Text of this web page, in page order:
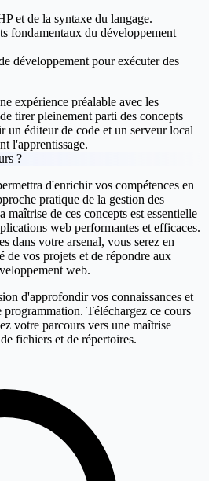
et de la syntaxe du langage.
fondamentaux du développement
développement pour exécuter des
expérience préalable avec les
tirer pleinement parti des concepts
un éditeur de code et un serveur local
l'apprentissage.
?
d'enrichir vos compétences en
pratique de la gestion des
maîtrise de ces concepts est essentielle
web performantes et efficaces.
dans votre arsenal, vous serez en
de vos projets et de répondre aux
web.
d'approfondir vos connaissances et
Téléchargez ce cours
votre parcours vers une maîtrise
fichiers et de répertoires.